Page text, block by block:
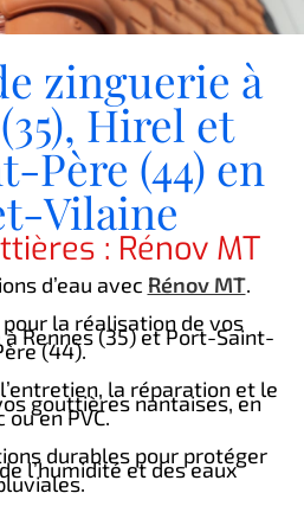
zinguerie à
Hirel et
Père (44) en
Vilaine
: Rénov MT
d’eau avec Rénov MT.
pour la réalisation de vos
Rennes (35) et Port-Saint-
(44).
la réparation et le
gouttières nantaises, en
ou en PVC.
durables pour protéger
l’humidité et des eaux